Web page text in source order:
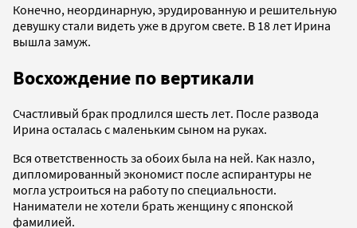
Конечно, неординарную, эрудированную и решительную
девушку стали видеть уже в другом свете. В 18 лет Ирина
вышла замуж.
Восхождение по вертикали
Счастливый брак продлился шесть лет. После развода
Ирина осталась с маленьким сыном на руках.
Вся ответственность за обоих была на ней. Как назло,
дипломированный экономист после аспирантуры не
могла устроиться на работу по специальности.
Наниматели не хотели брать женщину с японской
фамилией.